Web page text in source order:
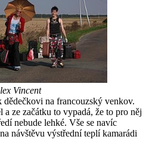
Vincent
na francouzský venkov.
ze začátku to vypadá, že to pro něj
nebude lehké. Vše se navíc
návštěvu výstřední teplí kamarádi